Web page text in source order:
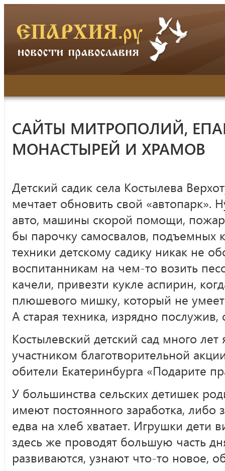
САЙТЫ МИТРОПОЛИЙ,
МОНАСТЫРЕЙ И ХРАМОВ
Детский садик села Костылева
мечтает обновить свой «автопарк».
авто, машины скорой помощи,
бы парочку самосвалов, подъемных
техники детскому садику никак не
воспитанникам на чем-то возить
качели, привезти кукле аспирин,
плюшевого мишку, который не
А старая техника, изрядно послужив,
Костылевский детский сад много
участником благотворительной
обители Екатеринбурга «Подарите
У большинства сельских детишек
имеют постоянного заработка, либо
едва на хлеб хватает. Игрушки дети
здесь же проводят большую часть
развиваются, узнают что-то новое,